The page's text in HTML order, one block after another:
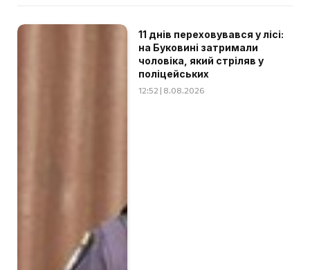
11 днів переховувався у лісі:
на Буковині затримали
чоловіка, який стріляв у
поліцейських
12:52 | 8.08.2026